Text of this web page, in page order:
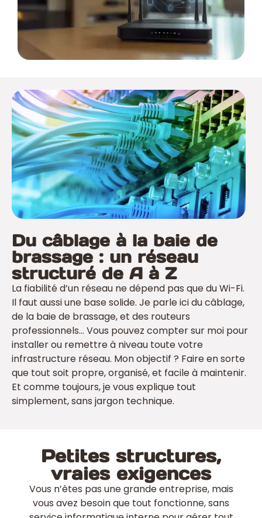
Du câblage à la baie de
brassage : un réseau
structuré de A à Z
La fiabilité d’un réseau ne dépend pas que du Wi-Fi.
Il faut aussi une base solide. Je parle ici du câblage,
de la baie de brassage, et des routeurs
professionnels… Vous pouvez compter sur moi pour
installer ou remettre à niveau toute votre
infrastructure réseau. Mon objectif ? Faire en sorte
que tout soit propre, organisé, et facile à maintenir.
Et comme toujours, je vous explique tout
simplement, sans jargon technique.
Petites structures,
vraies exigences
Vous n’êtes pas une grande entreprise, mais
vous avez besoin que tout fonctionne, sans